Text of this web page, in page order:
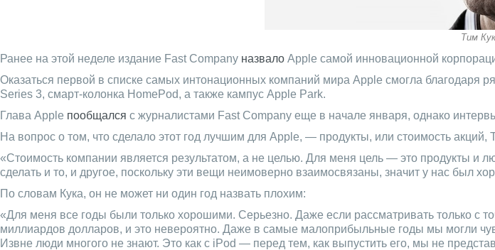
Тим Кук
Ранее на этой неделе издание Fast Company назвало Apple самой инновационной
Оказаться первой в списке самых интонационных компаний мира Apple смогла благодаря
Series 3, смарт-колонка HomePod, а также кампус Apple Park.
Глава Apple пообщался с журналистами Fast Company еще в начале января, однако
На вопрос о том, что сделало этот год лучшим для Apple, — продукты, или стоимость акций,
«Стоимость компании является результатом, а не целью. Для меня цель — это продукты
сделать и то, и другое, поскольку эти вещи неимоверно взаимосвязаны, значит у нас был
По словам Кука, он не может ни один год назвать плохим:
«Для меня все годы были только хорошими. Серьезно. Даже если рассматривать только с
миллиардов долларов, и это невероятно. Даже в самые малоприбыльные годы мы могли
Извне люди многого не знают. Это как с iPod — перед тем, как выпустить его, мы не